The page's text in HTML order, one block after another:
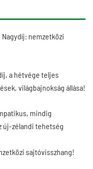
nemzetközi
a hétvége teljes
világbajnokság állása!
mindig
új-zélandi tehetség
sajtóvisszhang!